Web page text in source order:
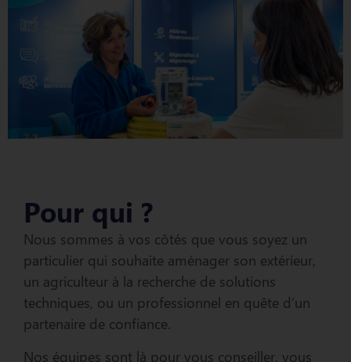
Pour qui ?
Nous sommes à vos côtés que vous soyez un
particulier qui souhaite aménager son extérieur,
un agriculteur à la recherche de solutions
techniques, ou un professionnel en quête d’un
partenaire de confiance.
Nos équipes sont là pour vous conseiller, vous